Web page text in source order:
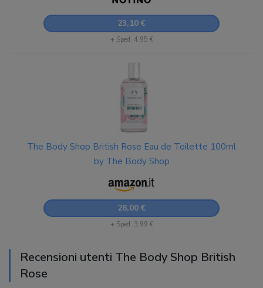
23,10 €
+ Sped. 4,95 €
The Body Shop British Rose Eau de Toilette 100ml
by The Body Shop
28,00 €
+ Sped. 3,99 €
Recensioni utenti The Body Shop British
Rose